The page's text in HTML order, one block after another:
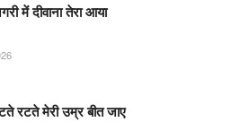
में दीवाना तेरा आया
रटते मेरी उम्र बीत जाए